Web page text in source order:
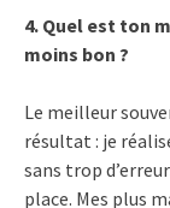
4. Quel est ton
moins bon ?
Le meilleur
résultat : je
sans trop
place. Mes plus